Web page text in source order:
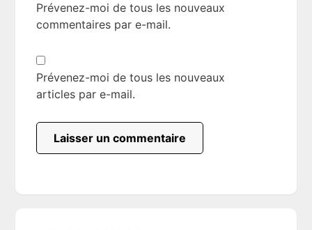
Prévenez-moi de tous les nouveaux
commentaires par e-mail.
Prévenez-moi de tous les nouveaux
articles par e-mail.